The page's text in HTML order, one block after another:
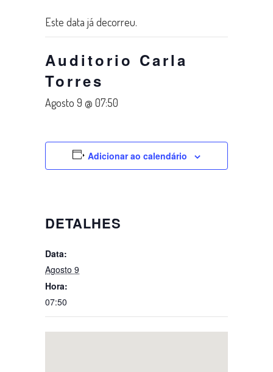
Este data já decorreu.
Auditorio Carla
Torres
Agosto 9 @ 07:50
Adicionar ao calendário
DETALHES
Data:
Agosto 9
Hora:
07:50